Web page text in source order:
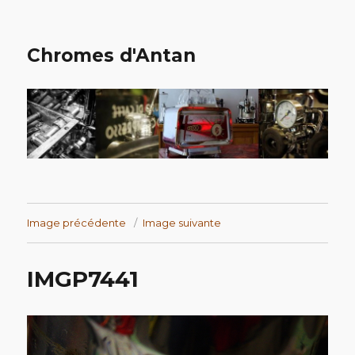
Chromes d'Antan
Image précédente Image suivante
IMGP7441